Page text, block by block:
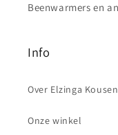
Beenwarmers en
Info
Over Elzinga Kousen
Onze winkel